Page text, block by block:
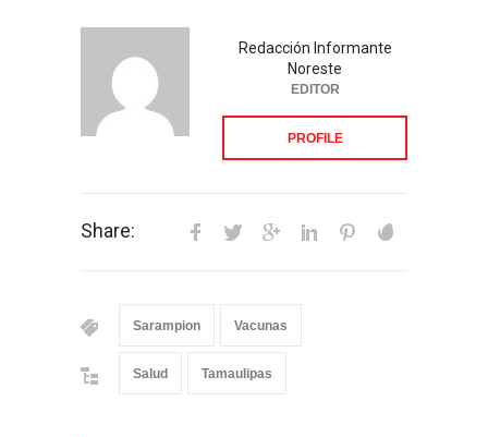
Redacción Informante
Noreste
EDITOR
PROFILE
Share:
Sarampion Vacunas
Salud Tamaulipas